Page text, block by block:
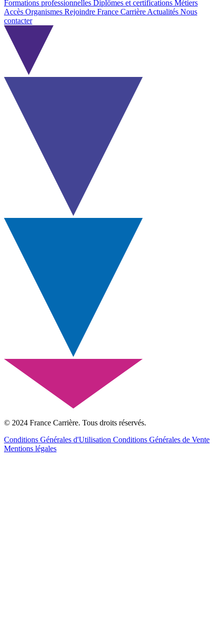
Formations professionnelles Diplômes et certifications Métiers
Accès Organismes Rejoindre France Carrière Actualités Nous
contacter
© 2024 France Carrière. Tous droits réservés.
Conditions Générales d'Utilisation Conditions Générales de Vente
Mentions légales